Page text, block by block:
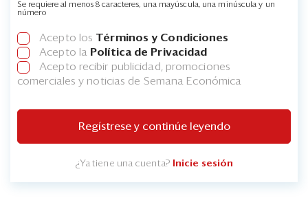
Se requiere al menos 8 caracteres, una mayúscula, una minúscula y un
número
Acepto los Términos y Condiciones
Acepto la Política de Privacidad
Acepto recibir publicidad, promociones
comerciales y noticias de Semana Económica
Regístrese y continúe leyendo
¿Ya tiene una cuenta? Inicie sesión